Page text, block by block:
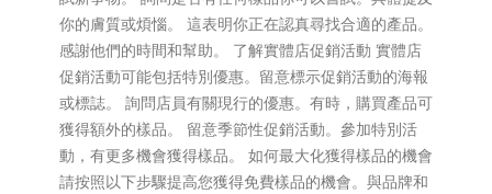
你的膚質或煩惱。 這表明你正在認真尋找合適的產品。
感謝他們的時間和幫助。 了解實體店促銷活動 實體店
促銷活動可能包括特別優惠。留意標示促銷活動的海報
或標誌。 詢問店員有關現行的優惠。有時，購買產品可
獲得額外的樣品。 留意季節性促銷活動。參加特別活
動，有更多機會獲得樣品。 如何最大化獲得樣品的機會
請按照以下步驟提高您獲得免費樣品的機會。與品牌和